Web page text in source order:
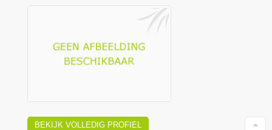
BEKIJK VOLLEDIG PROFIEL